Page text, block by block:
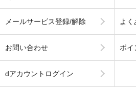
メールサービス登録/解除 よく
お問い合わせ ポイ
dアカウントログイン